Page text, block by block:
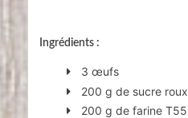
Ingrédients :
3 œufs
200 g de sucre roux
200 g de farine T55